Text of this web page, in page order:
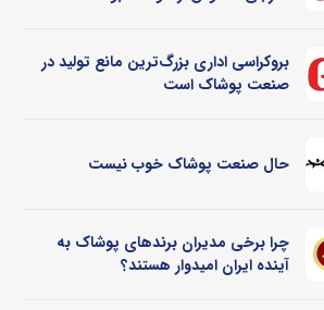
بروکراسی اداری بزرگ‌ترین مانع تولید در
صنعت پوشاک است
حال صنعت پوشاک خوب نیست
چرا برخی مدیران برندهای پوشاک به
آینده ایران امیدوار هستند؟